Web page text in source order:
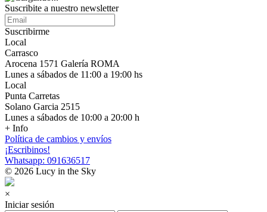
Suscribite a nuestro newsletter
Suscribirme
Local
Carrasco
Arocena 1571 Galería ROMA
Lunes a sábados de 11:00 a 19:00 hs
Local
Punta Carretas
Solano Garcia 2515
Lunes a sábados de 10:00 a 20:00 h
+ Info
Política de cambios y envíos
¡Escribinos!
Whatsapp: 091636517
© 2026 Lucy in the Sky
×
Iniciar sesión